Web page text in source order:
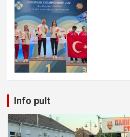
Info pult